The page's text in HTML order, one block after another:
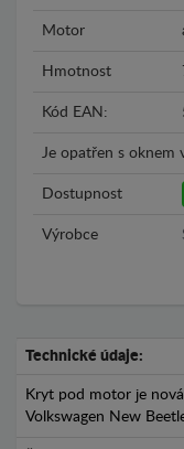
Motor
Hmotnost
Kód EAN:
Je opatřen s oknem
Dostupnost
Výrobce
Technické údaje:
Kryt pod motor je
Volkswagen New